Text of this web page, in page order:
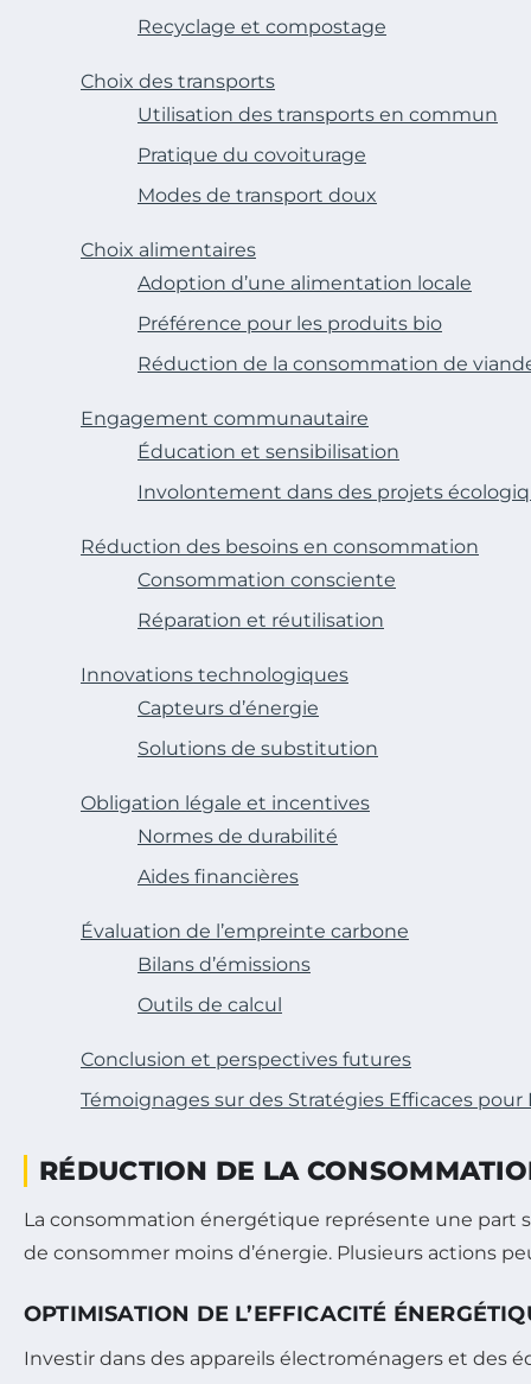
Recyclage et compostage
Choix des transports
Utilisation des transports en commun
Pratique du covoiturage
Modes de transport doux
Choix alimentaires
Adoption d’une alimentation locale
Préférence pour les produits bio
Réduction de la consommation de
Engagement communautaire
Éducation et sensibilisation
Involontement dans des projets
Réduction des besoins en consommation
Consommation consciente
Réparation et réutilisation
Innovations technologiques
Capteurs d’énergie
Solutions de substitution
Obligation légale et incentives
Normes de durabilité
Aides financières
Évaluation de l’empreinte carbone
Bilans d’émissions
Outils de calcul
Conclusion et perspectives futures
Témoignages sur des Stratégies Efficaces
RÉDUCTION DE LA
La consommation énergétique représente une part
de consommer moins d’énergie. Plusieurs actions
OPTIMISATION DE L’EFFICACITÉ
Investir dans des appareils électroménagers et des